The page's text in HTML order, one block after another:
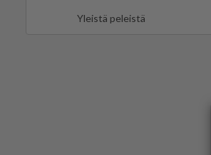
Yleistä peleistä